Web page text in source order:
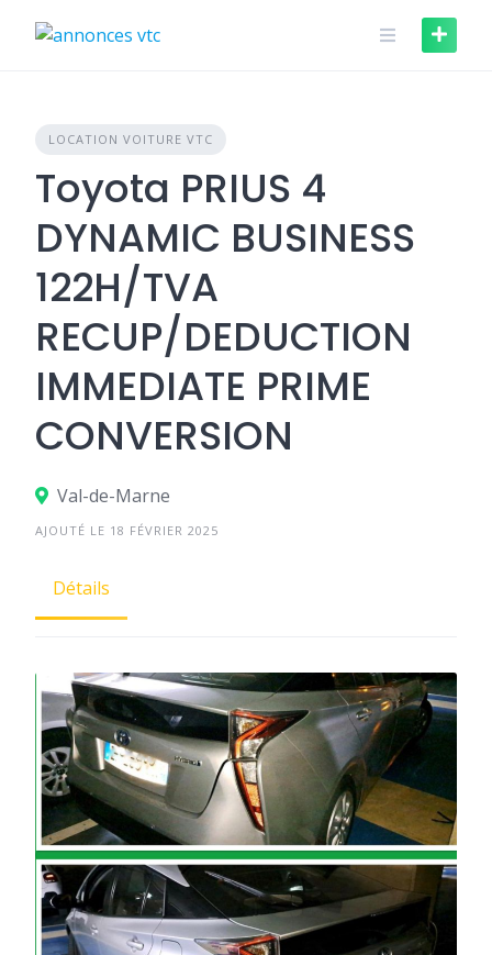
LOCATION VOITURE VTC
Toyota PRIUS 4
DYNAMIC BUSINESS
122H/TVA
RECUP/DEDUCTION
IMMEDIATE PRIME
CONVERSION
Val-de-Marne
AJOUTÉ LE 18 FÉVRIER 2025
Détails